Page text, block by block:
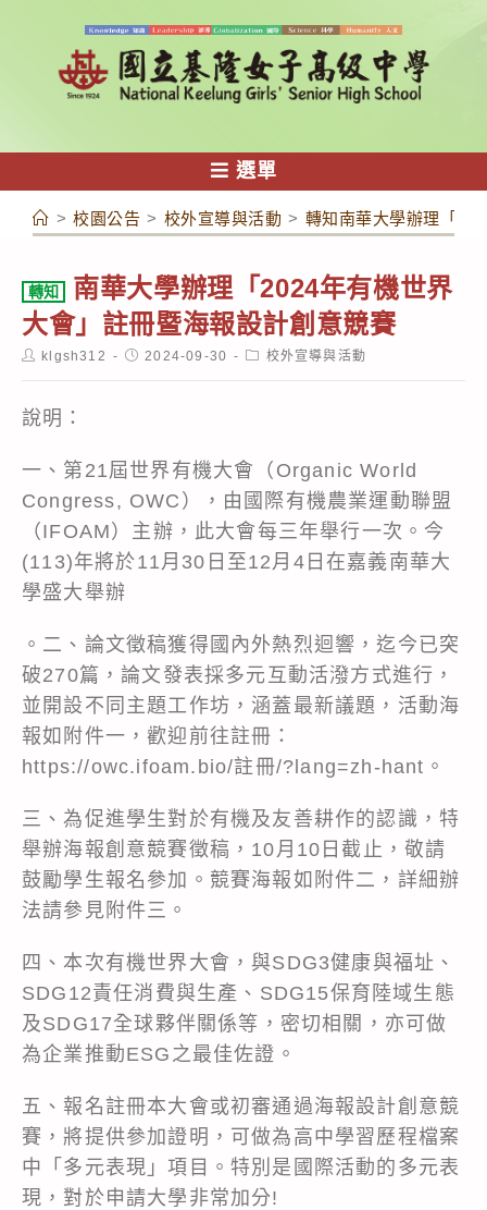
容
選單
> 校園公告 > 校外宣導與活動 > 轉知南華大學辦理「
轉知
南華大學辦理「2024年有機世界
大會」註冊暨海報設計創意競賽
Postklgsh312
Post2024-09-30
Post校外宣導與活動
說明：
一、第21屆世界有機大會（Organic World
Congress, OWC），由國際有機農業運動聯盟
（IFOAM）主辦，此大會每三年舉行一次。今
(113)年將於11月30日至12月4日在嘉義南華大
學盛大舉辦
。二、論文徵稿獲得國內外熱烈迴響，迄今已突
破270篇，論文發表採多元互動活潑方式進行，
並開設不同主題工作坊，涵蓋最新議題，活動海
報如附件一，歡迎前往註冊：
https://owc.ifoam.bio/註冊/?lang=zh-hant。
三、為促進學生對於有機及友善耕作的認識，特
舉辦海報創意競賽徵稿，10月10日截止，敬請
鼓勵學生報名參加。競賽海報如附件二，詳細辦
法請參見附件三。
四、本次有機世界大會，與SDG3健康與福址、
SDG12責任消費與生產、SDG15保育陸域生態
及SDG17全球夥伴關係等，密切相關，亦可做
為企業推動ESG之最佳佐證。
五、報名註冊本大會或初審通過海報設計創意競
賽，將提供參加證明，可做為高中學習歷程檔案
中「多元表現」項目。特別是國際活動的多元表
現，對於申請大學非常加分!